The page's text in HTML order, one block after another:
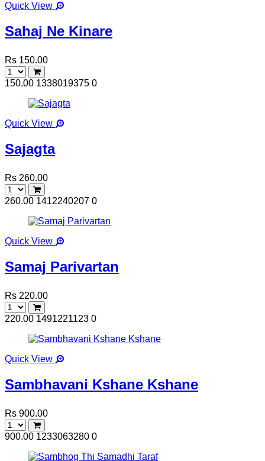
Quick View
Sahaj Ne Kinare
Rs 150.00
150.00 1338019375 0
Quick View
Sajagta
Rs 260.00
260.00 1412240207 0
Quick View
Samaj Parivartan
Rs 220.00
220.00 1491221123 0
Quick View
Sambhavani Kshane Kshane
Rs 900.00
900.00 1233063280 0